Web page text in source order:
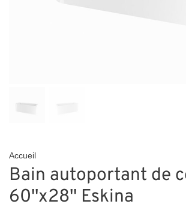
Accueil
Bain autoportant de
60''x28'' Eskina